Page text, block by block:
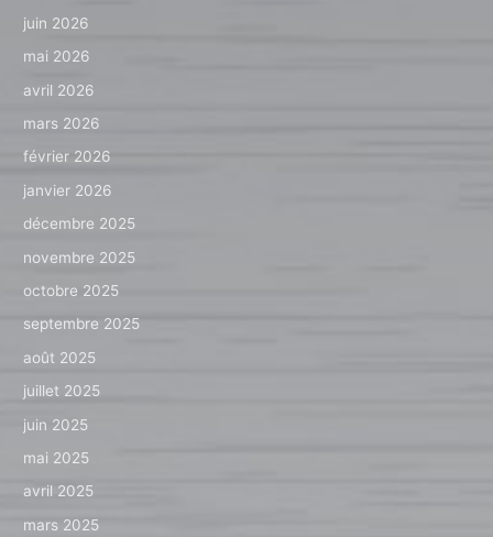
juin 2026
mai 2026
avril 2026
mars 2026
février 2026
janvier 2026
décembre 2025
novembre 2025
octobre 2025
septembre 2025
août 2025
juillet 2025
juin 2025
mai 2025
avril 2025
mars 2025